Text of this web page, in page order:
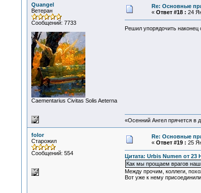
Quangel
Ветеран
Сообщений: 7733
Сaementarius Civitas Solis Aeterna
Re: Основные
« Ответ #18 : 24
Решил упорядочить наконец
«Осенний Ангел прячется в
folor
Старожил
Сообщений: 554
Re: Основные
« Ответ #19 : 25
Цитата: Urbis Numen от 23
Как мы прощаем врагов
Между прочим, коллеги,
Вот уже к нему